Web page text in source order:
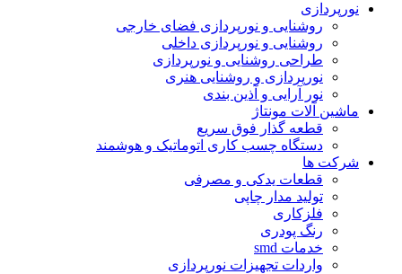
نورپردازی
روشنایی و نورپردازی فضای خارجی
روشنایی و نورپردازی داخلی
طراحی روشنایی و نورپردازی
نورپردازی و روشنایی هنری
نور آرایی و آذین بندی
ماشین آلات مونتاژ
قطعه گذار فوق سریع
دستگاه چسب کاری اتوماتیک و هوشمند
شرکت ها
قطعات یدکی و مصرفی
تولید مدار چاپی
فلزکاری
رنگ پودری
خدمات smd
واردات تجهیزات نورپردازی